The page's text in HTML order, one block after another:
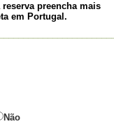
preencha mais
em Portugal.
Não